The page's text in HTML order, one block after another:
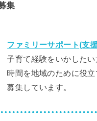
集
ファミリーサポート(支
子育て経験をいかした
時間を地域のために役
募集しています。